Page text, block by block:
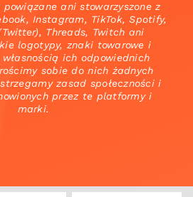
ani stowarzyszone z
Instagram, TikTok, Spotify,
Threads, Twitch ani
logotypy, znaki towarowe i
ich odpowiednich
sobie do nich żadnych
zasad społeczności i
przez te platformy i
marki.